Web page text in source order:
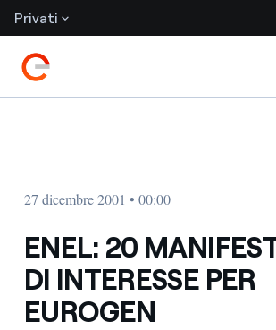
Privati
27 dicembre 2001 • 00:00
ENEL: 20
DI INTERESSE PER
EUROGEN